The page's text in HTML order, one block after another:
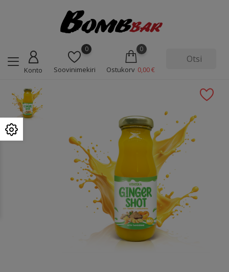
Konto
0
Soovinimekiri
0
Ostukorv 0,00 €